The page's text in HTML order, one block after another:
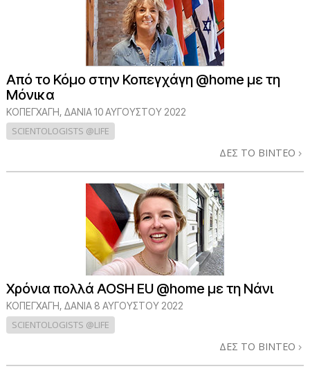
Από το Κόμο στην Κοπεγχάγη @home με τη
Μόνικα
ΚΟΠΕΓΧΆΓΗ, ΔΑΝΊΑ10 ΑΥΓΟΥΣΤΟΥ 2022
SCIENTOLOGISTS @LIFE
ΔΕΣ ΤΟ ΒΙΝΤΕΟ
Χρόνια πολλά AOSH EU @home με τη Νάνι
ΚΟΠΕΓΧΆΓΗ, ΔΑΝΊΑ 8 ΑΥΓΟΥΣΤΟΥ 2022
SCIENTOLOGISTS @LIFE
ΔΕΣ ΤΟ ΒΙΝΤΕΟ